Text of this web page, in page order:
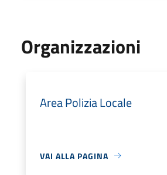
Organizzazioni
Area Polizia Locale
VAI ALLA PAGINA